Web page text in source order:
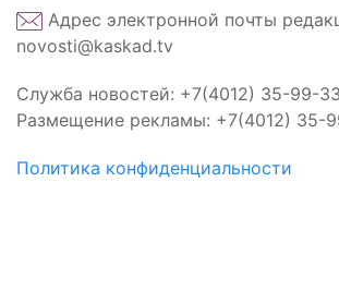
Адрес электронной почты
novosti@kaskad.tv
Служба новостей: +7(4012) 35-99-33
Размещение рекламы: +7(4012) 35-
Политика конфиденциальности